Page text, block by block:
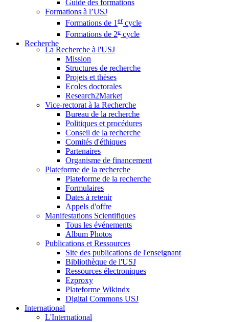
Guide des formations
Formations à l’USJ
Formations de 1 ercycle
Formations de 2e cycle
Recherche
La Recherche à l'USJ
Mission
Structures de recherche
Projets et thèses
Ecoles doctorales
Research2Market
Vice-rectorat à la Recherche
Bureau de la recherche
Politiques et procédures
Conseil de la recherche
Comités d'éthiques
Partenaires
Organisme de financement
Plateforme de la recherche
Plateforme de la recherche
Formulaires
Dates à retenir
Appels d'offre
Manifestations Scientifiques
Tous les événements
Album Photos
Publications et Ressources
Site des publications de l'enseignant
Bibliothèque de l'USJ
Ressources électroniques
Ezproxy
Plateforme Wikindx
Digital Commons USJ
International
L'International